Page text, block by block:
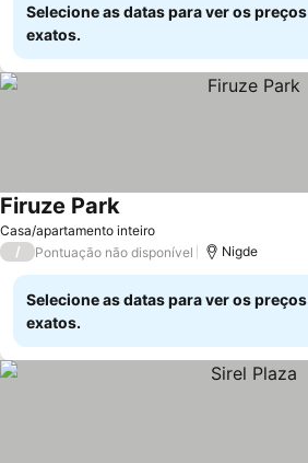
Selecione as datas para ver os preços
exatos.
Casa/apartamento inteiro
Firuze Park
/ Pontuação não disponível Nigde
Selecione as datas para ver os preços
exatos.